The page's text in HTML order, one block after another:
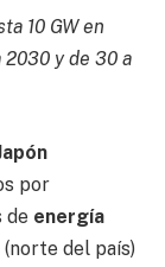
10 GW en
2030 y de 30 a
por
de energía
del país)